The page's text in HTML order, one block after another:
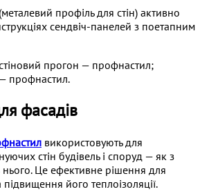
профіль для стін) активно
сендвіч-панелей з поетапним
прогон — профнастил;
профнастил.
фасадів
використовують для
стін будівель і споруд — як з
нього. Це ефективне рішення для
його теплоізоляції.